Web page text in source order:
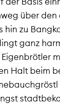
über den
hin zu
ganz
Halt beim